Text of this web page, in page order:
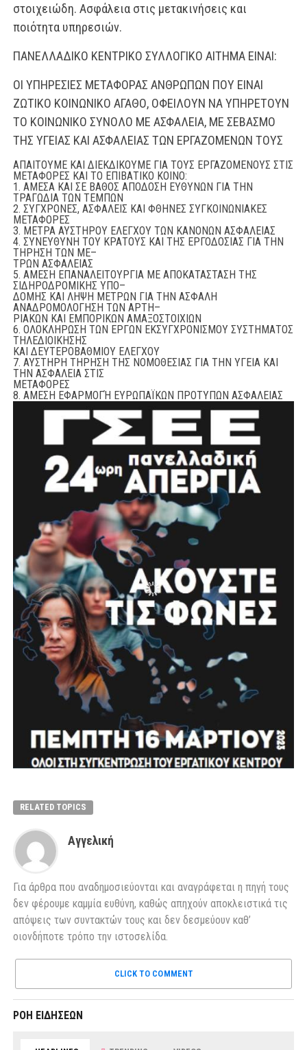
στοιχειώδη. Ασφάλεια στις μετακινήσεις και
ποιότητα υπηρεσιών.
ΠΑΝΕΛΛΑΔΙΚΟ ΚΕΝΤΡΙΚΟ ΣΥΛΛΟΓΙΚΟ ΑΙΤΗΜΑ ΕΙΝΑΙ:
ΟΙ ΥΠΗΡΕΣΙΕΣ ΜΕΤΑΦΟΡΑΣ ΑΝΘΡΩΠΩΝ ΠΟΥ ΕΙΝΑΙ
ΖΩΤΙΚΟ ΚΟΙΝΩΝΙΚΟ ΑΓΑΘΟ, ΟΦΕΙΛΟΥΝ ΝΑ ΥΠΗΡΕΤΟΥΝ
ΤΟ ΚΟΙΝΩΝΙΚΟ ΣΥΝΟΛΟ ΜΕ ΑΣΦΑΛΕΙΑ, ΜΕ ΣΕΒΑΣΜΟ
ΤΗΣ ΥΓΕΙΑΣ ΚΑΙ ΑΣΦΑΛΕΙΑΣ ΤΩΝ ΕΡΓΑΖΟΜΕΝΩΝ ΤΟΥΣ
ΑΠΑΙΤΟΥΜΕ ΚΑΙ ΔΙΕΚΔΙΚΟΥΜΕ ΓΙΑ ΤΟΥΣ ΕΡΓΑΖΟΜΕΝΟΥΣ ΣΤΙΣ
ΜΕΤΑΦΟΡΕΣ ΚΑΙ ΤΟ ΕΠΙΒΑΤΙΚΟ ΚΟΙΝΟ:
1. ΑΜΕΣΑ ΚΑΙ ΣΕ ΒΑΘΟΣ ΑΠΟΔΟΣΗ ΕΥΘΥΝΩΝ ΓΙΑ ΤΗΝ
ΤΡΑΓΩΔΙΑ ΤΩΝ ΤΕΜΠΩΝ
2. ΣΥΓΧΡΟΝΕΣ, ΑΣΦΑΛΕΙΣ ΚΑΙ ΦΘΗΝΕΣ ΣΥΓΚΟΙΝΩΝΙΑΚΕΣ
ΜΕΤΑΦΟΡΕΣ
3. ΜΕΤΡΑ ΑΥΣΤΗΡΟΥ ΕΛΕΓΧΟΥ ΤΩΝ ΚΑΝΟΝΩΝ ΑΣΦΑΛΕΙΑΣ
4. ΣΥΝΕΥΘΥΝΗ ΤΟΥ ΚΡΑΤΟΥΣ ΚΑΙ ΤΗΣ ΕΡΓΟΔΟΣΙΑΣ ΓΙΑ ΤΗΝ
ΤΗΡΗΣΗ ΤΩΝ ΜΕ–
ΤΡΩΝ ΑΣΦΑΛΕΙΑΣ
5. ΑΜΕΣΗ ΕΠΑΝΑΛΕΙΤΟΥΡΓΙΑ ΜΕ ΑΠΟΚΑΤΑΣΤΑΣΗ ΤΗΣ
ΣΙΔΗΡΟΔΡΟΜΙΚΗΣ ΥΠΟ–
ΔΟΜΗΣ ΚΑΙ ΛΗΨΗ ΜΕΤΡΩΝ ΓΙΑ ΤΗΝ ΑΣΦΑΛΗ
ΑΝΑΔΡΟΜΟΛΟΓΗΣΗ ΤΩΝ ΑΡΤΗ–
ΡΙΑΚΩΝ ΚΑΙ ΕΜΠΟΡΙΚΩΝ ΑΜΑΞΟΣΤΟΙΧΙΩΝ
6. ΟΛΟΚΛΗΡΩΣΗ ΤΩΝ ΕΡΓΩΝ ΕΚΣΥΓΧΡΟΝΙΣΜΟΥ ΣΥΣΤΗΜΑΤΟΣ
ΤΗΛΕΔΙΟΙΚΗΣΗΣ
ΚΑΙ ΔΕΥΤΕΡΟΒΑΘΜΙΟΥ ΕΛΕΓΧΟΥ
7. ΑΥΣΤΗΡΗ ΤΗΡΗΣΗ ΤΗΣ ΝΟΜΟΘΕΣΙΑΣ ΓΙΑ ΤΗΝ ΥΓΕΙΑ ΚΑΙ
ΤΗΝ ΑΣΦΑΛΕΙΑ ΣΤΙΣ
ΜΕΤΑΦΟΡΕΣ
8. ΑΜΕΣΗ ΕΦΑΡΜΟΓΉ ΕΥΡΩΠΑΪΚΩΝ ΠΡΟΤΥΠΩΝ ΑΣΦΑΛΕΙΑΣ
RELATED TOPICS
Αγγελική
Για άρθρα που αναδημοσιεύονται και αναγράφεται η πηγή τους
δεν φέρουμε καμμία ευθύνη, καθώς απηχούν αποκλειστικά τις
απόψεις των συντακτών τους και δεν δεσμεύουν καθ’
οιονδήποτε τρόπο την ιστοσελίδα.
CLICK TO COMMENT
ΡΟΗ ΕΙΔΗΣΕΩΝ